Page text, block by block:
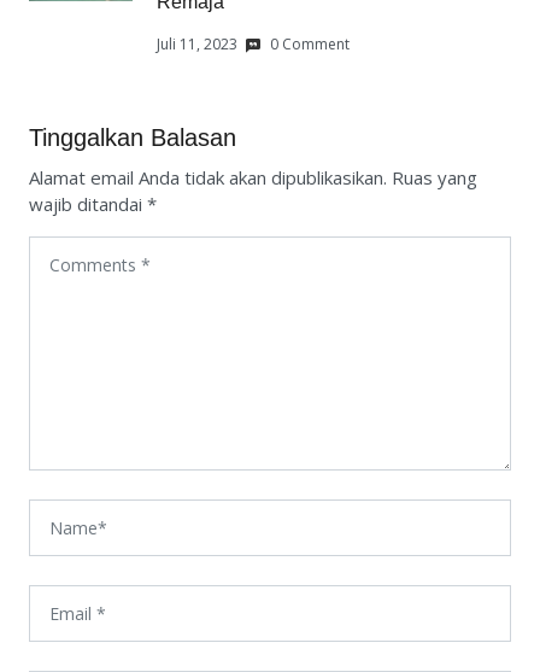
Juli 11, 2023 0 Comment
Tinggalkan Balasan
Alamat email Anda tidak akan dipublikasikan. Ruas yang
wajib ditandai *